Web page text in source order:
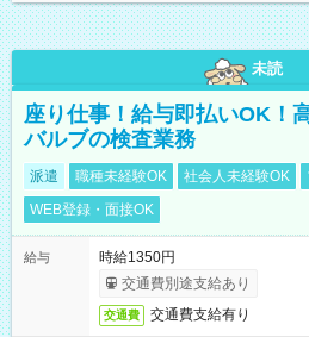
未読
座り仕事！給与即払いOK！
バルブの検査業務
派遣 職種未経験OK 社会人未経験OK
WEB登録・面接OK
給与
時給1350円
交通費別途支給あり
交通費 交通費支給有り